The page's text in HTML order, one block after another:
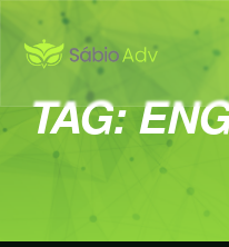
TAG: